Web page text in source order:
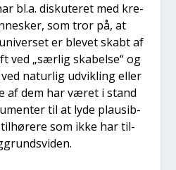
bl.a. dis­ku­te­ret med kre­
som tror på, at
er ble­vet skabt af
ved „sær­lig ska­bel­se“ og
natur­lig udvik­ling eller
af dem har været i stand
til at lyde plau­sib­
til­hø­re­re som ikke har til­